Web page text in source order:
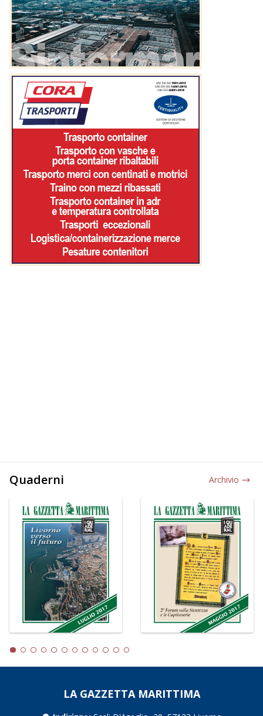
Quaderni Archivio
LA GAZZETTA MARITTIMA